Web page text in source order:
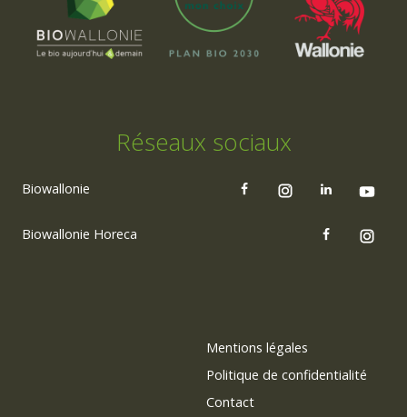
Réseaux sociaux
Biowallonie
Biowallonie Horeca
Mentions légales
Politique de confidentialité
Contact